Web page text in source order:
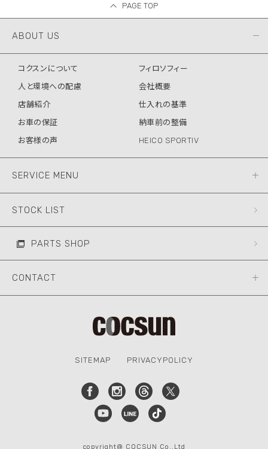
PAGE TOP
ABOUT US
コクスンについて
フィロソフィー
人と環境への配慮
会社概要
店舗紹介
仕入れの基準
お車の保証
納車前の整備
お客様の声
HEICO SPORTIV
SERVICE MENU
STOCK LIST
PARTS SHOP
CONTACT
SITEMAP PRIVACYPOLICY
copyright@ COCSUN Co.,Ltd